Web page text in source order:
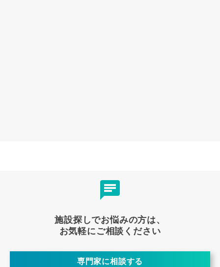
施設探しでお悩みの方は、
お気軽にご相談ください
専門家に相談する